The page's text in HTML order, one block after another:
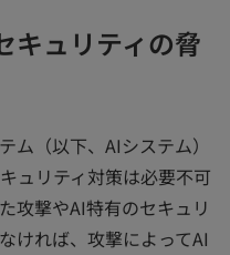
キュリティの脅
ム（以下、AIシステム）
ュリティ対策は必要不可
攻撃やAI特有のセキュリ
ければ、攻撃によってAI